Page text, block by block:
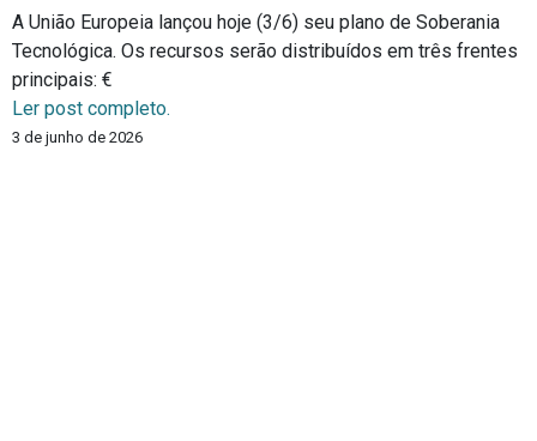
A União Europeia lançou hoje (3/6) seu plano de Soberania
Tecnológica. Os recursos serão distribuídos em três frentes
principais: €
Ler post completo.
3 de junho de 2026